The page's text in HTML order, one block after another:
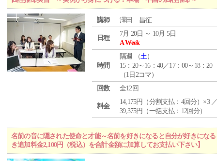
講師 澤田 昌征
日程
7月 20日 ～ 10月 5日
A Week
時間
隔週 （土）
15：20～16：40／17：00～18：20
（1日2コマ）
回数
全12回
料金
14,175円（分割支払：4回分）×3
39,375円（一括支払：12回分）
名前の音に隠された使命と才能～名前を好きになると自分が好きにな
き追加料金2,100円（税込）を合計金額に加算してお支払い下さい】